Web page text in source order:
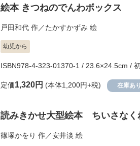
絵本 きつねのでんわボックス
戸田和代 作／たかすかずみ 絵
幼児から
ISBN978-4-323-01370-1 / 23.6×24.5cm /
定価1,320円 (本体1,200円+税) 在庫あり
読みきかせ大型絵本 ちいさなく
篠塚かをり 作／安井淡 絵